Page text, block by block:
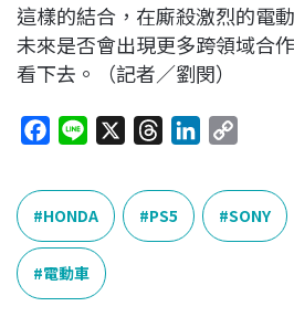
這樣的結合，在廝殺激烈的電
未來是否會出現更多跨領域合
看下去。（記者／劉閔）
c
e
b
o
o
n
e
r
e
a
k
p
y
L
HONDA PS5 SONY
電動車